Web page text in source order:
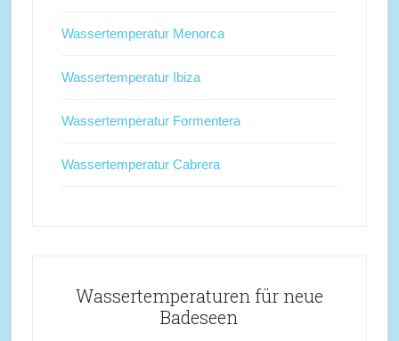
Wassertemperatur Menorca
Wassertemperatur Ibiza
Wassertemperatur Formentera
Wassertemperatur Cabrera
Wassertemperaturen für neue
Badeseen